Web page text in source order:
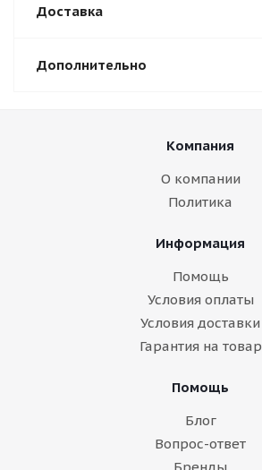
Доставка
Дополнительно
Компания
О компании
Политика
Информация
Помощь
Условия оплаты
Условия доставки
Гарантия на товар
Помощь
Блог
Вопрос-ответ